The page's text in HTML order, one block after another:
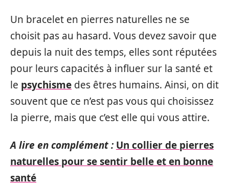
Un bracelet en pierres naturelles ne se
choisit pas au hasard. Vous devez savoir que
depuis la nuit des temps, elles sont réputées
pour leurs capacités à influer sur la santé et
le psychisme des êtres humains. Ainsi, on dit
souvent que ce n’est pas vous qui choisissez
la pierre, mais que c’est elle qui vous attire.
A lire en complément : Un collier de pierres
naturelles pour se sentir belle et en bonne
santé